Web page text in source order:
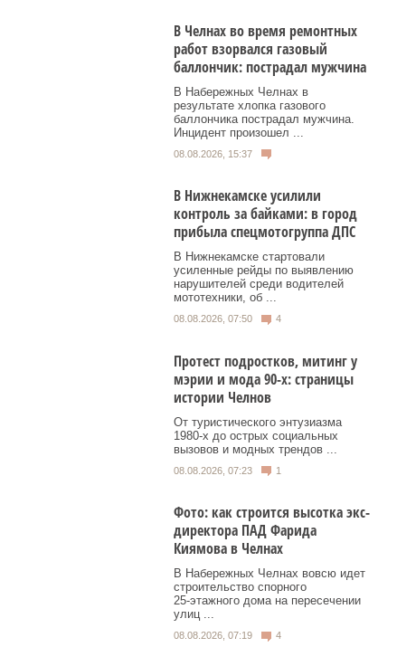
В Челнах во время ремонтных
работ взорвался газовый
баллончик: пострадал мужчина
В Набережных Челнах в
результате хлопка газового
баллончика пострадал мужчина.
Инцидент произошел ...
08.08.2026, 15:37
В Нижнекамске усилили
контроль за байками: в город
прибыла спецмотогруппа ДПС
В Нижнекамске стартовали
усиленные рейды по выявлению
нарушителей среди водителей
мототехники, об ...
08.08.2026, 07:50 4
Протест подростков, митинг у
мэрии и мода 90-х: страницы
истории Челнов
От туристического энтузиазма
1980‑х до острых социальных
вызовов и модных трендов ...
08.08.2026, 07:23 1
Фото: как строится высотка экс-
директора ПАД Фарида
Киямова в Челнах
В Набережных Челнах вовсю идет
строительство спорного
25‑этажного дома на пересечении
улиц ...
08.08.2026, 07:19 4